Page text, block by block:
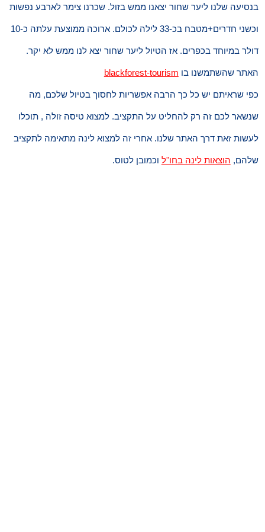
בנסיעה שלנו ליער שחור יצאנו ממש בזול. שכרנו צימר לארבע נפשות
וכשני חדרים+מטבח בכ-33 לילה לכולם. ארוכה ממוצעת עלתה כ-10
דולר במיוחד בכפרים. אז הטיול ליער שחור יצא לנו ממש לא יקר.
האתר שהשתמשנו בו blackforest-tourism
כפי שראיתם יש כל כך הרבה אפשריות לחסוך בטיול שלכם, מה
שנשאר לכם זה רק להחליט על התקציב. למצוא טיסה זולה , תוכלו
לעשות זאת דרך האתר שלנו. אחרי זה למצוא לינה מתאימה לתקציב
שלהם, הוצאות לינה בחו"ל וכמובן לטוס.